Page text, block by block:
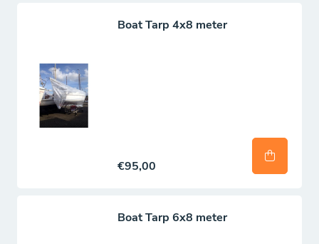
Boat Tarp 4x8 meter
€95,00
Boat Tarp 6x8 meter